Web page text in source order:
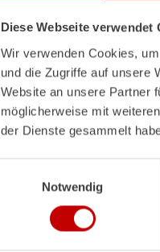
Diese Webseite verwendet
Wir verwenden Cookies,
und die Zugriffe auf unsere
Website an unsere Partner
möglicherweise mit
der Dienste gesammelt
Notwendig
Ergonomische
Digitale Wetterstation
Wir wünschen gute